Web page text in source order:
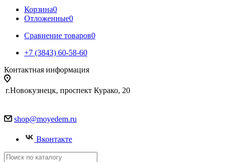
Корзина0
Отложенные0
Сравнение товаров0
+7 (3843) 60-58-60
Контактная информация
г.Новокузнецк, проспект Курако, 20
shop@moyedem.ru
Вконтакте